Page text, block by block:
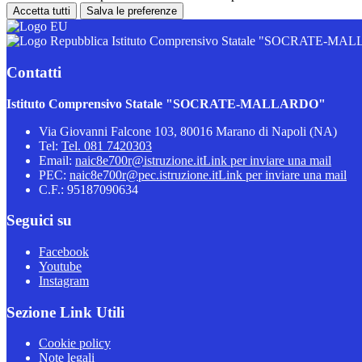
Accetta tutti Salva le preferenze
Istituto Comprensivo Statale "SOCRATE-
Contatti
Istituto Comprensivo Statale "SOCRATE-MALLARDO"
Via Giovanni Falcone 103, 80016 Marano di Napoli (NA)
Tel: Tel. 081 7420303
Email: naic8e700r@istruzione.itLink per inviare una mail
PEC: naic8e700r@pec.istruzione.itLink per inviare una mail
C.F.: 95187090634
Seguici su
Facebook
Youtube
Instagram
Sezione Link Utili
Cookie policy
Note legali